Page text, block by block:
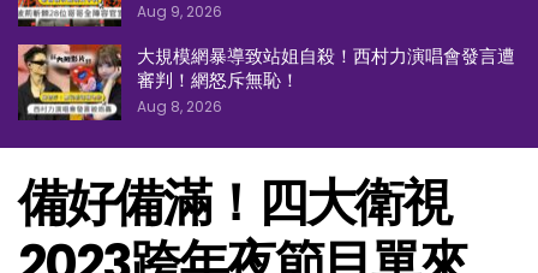
Aug 9, 2026
大規模網暴導致站姐自殺！西村力演唱會發言遭
審判！網怒斥無恥！
Aug 8, 2026
備好備滿！四大衛視